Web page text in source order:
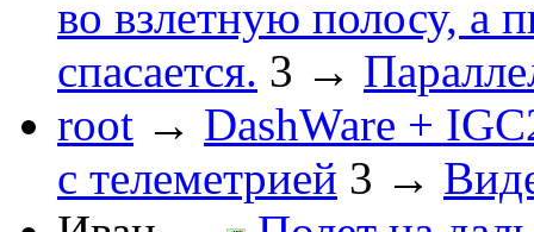
во взлетную полосу, а
спасается. 3 →
root → DashWare +
с телеметрией 3 →